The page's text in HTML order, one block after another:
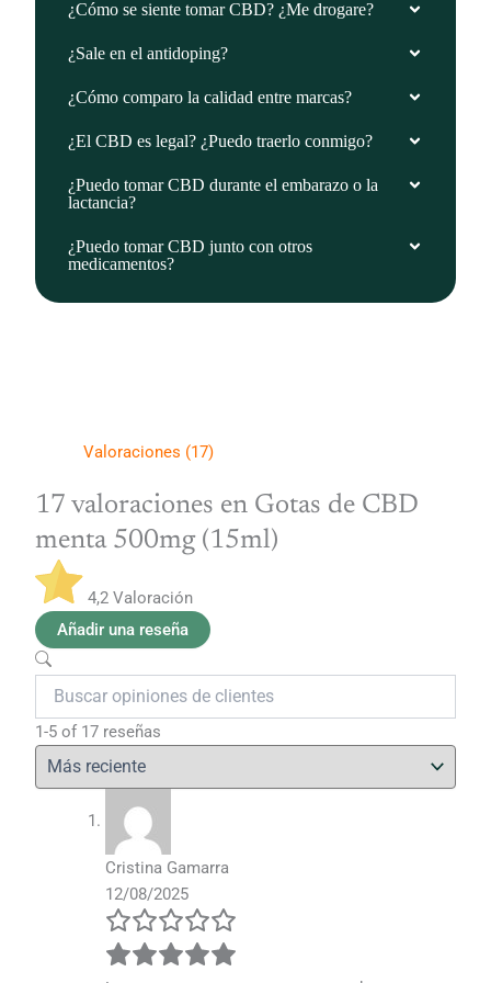
¿Cómo se siente tomar CBD? ¿Me drogare?
¿Sale en el antidoping?
¿Cómo comparo la calidad entre marcas?
¿El CBD es legal? ¿Puedo traerlo conmigo?
¿Puedo tomar CBD durante el embarazo o la
lactancia?
¿Puedo tomar CBD junto con otros
medicamentos?
Valoraciones (17)
17 valoraciones en Gotas de CBD
menta 500mg (15ml)
4,2Valoración
Añadir una reseña
1-5 of 17 reseñas
Cristina Gamarra
12/08/2025